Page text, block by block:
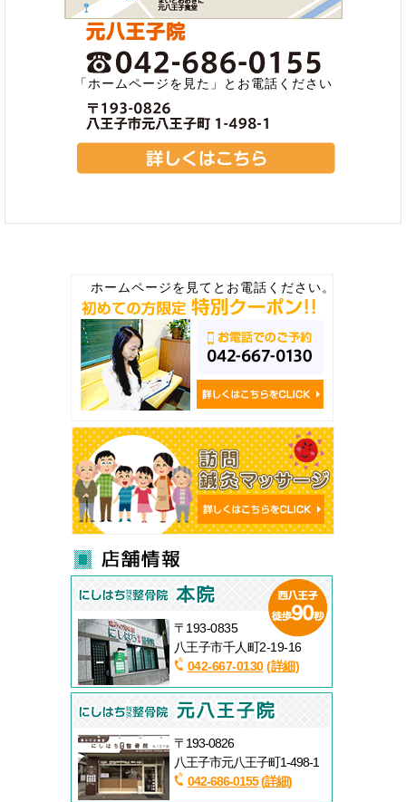
「ホームページを見た」とお電話ください
ホームページを見てとお電話ください。
〒193-0835
八王子市千人町2-19-16
042-667-0130 (詳細)
〒193-0826
八王子市元八王子町1-498-1
042-686-0155 (詳細)